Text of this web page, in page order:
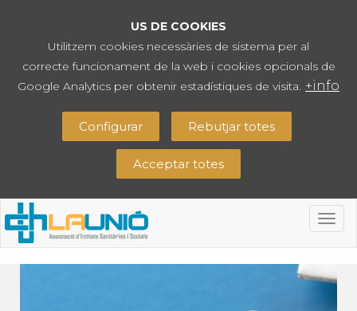
US DE COOKIES
Utilitzem cookies necessàries de sistema per al
correcte funcionament de la web i cookies opcionals de
Google Analytics per obtenir estadístiques de visita. +info
Configurar Rebutjar totes
Acceptar totes